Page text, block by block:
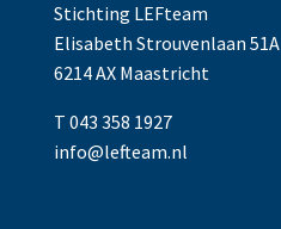
Stichting LEFteam
Elisabeth Strouvenlaan 51A
6214 AX Maastricht
T 043 358 1927
info@lefteam.nl